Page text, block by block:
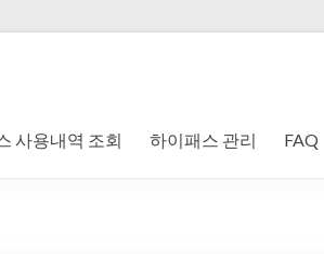
사용내역 조회 하이패스 관리 FAQ